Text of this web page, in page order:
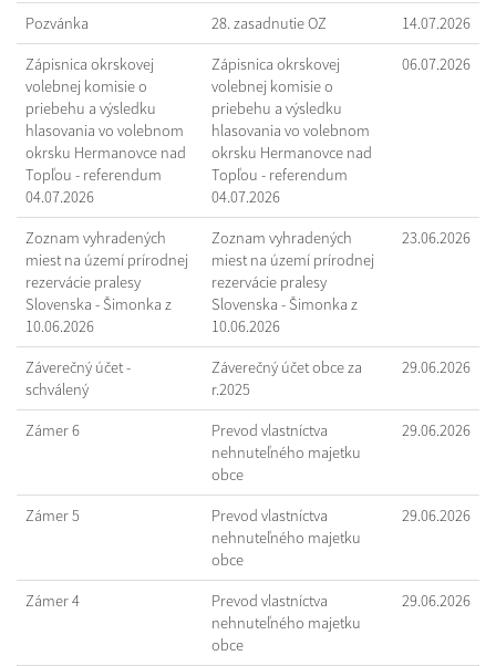
Pozvánka 28. zasadnutie OZ 14.07.2026
Zápisnica okrskovej
volebnej komisie o
priebehu a výsledku
hlasovania vo volebnom
okrsku Hermanovce nad
Topľou - referendum
04.07.2026
Zápisnica okrskovej
volebnej komisie o
priebehu a výsledku
hlasovania vo volebnom
okrsku Hermanovce nad
Topľou - referendum
04.07.2026
06.07.2026
Zoznam vyhradených
miest na území prírodnej
rezervácie pralesy
Slovenska - Šimonka z
10.06.2026
Zoznam vyhradených
miest na území prírodnej
rezervácie pralesy
Slovenska - Šimonka z
10.06.2026
23.06.2026
Záverečný účet -
schválený
Záverečný účet obce za
r.2025
29.06.2026
Zámer 6
Prevod vlastníctva
nehnuteľného majetku
obce
29.06.2026
Zámer 5
Prevod vlastníctva
nehnuteľného majetku
obce
29.06.2026
Zámer 4
Prevod vlastníctva
nehnuteľného majetku
obce
29.06.2026